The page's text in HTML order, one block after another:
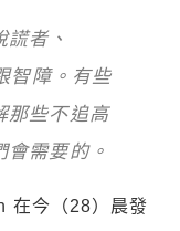
者、
智障。有些
那些不追高
需要的。
在今（28）晨發